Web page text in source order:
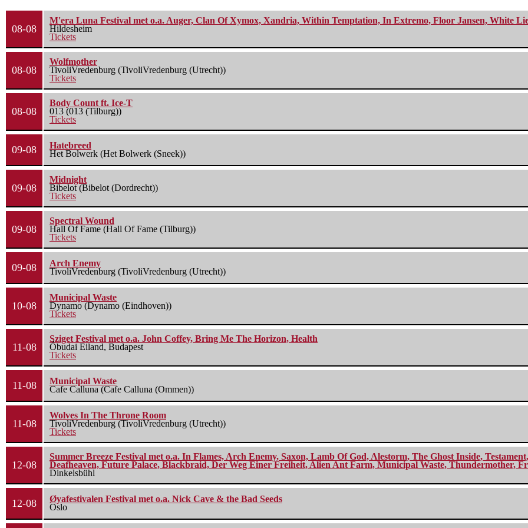
08-08
M'era Luna Festival met o.a. Auger, Clan Of Xymox, Xandria, Within Temptation, In Extremo, Floor Jansen, White
Hildesheim
Tickets
08-08
Wolfmother
TivoliVredenburg (TivoliVredenburg (Utrecht))
Tickets
08-08
Body Count ft. Ice-T
013 (013 (Tilburg))
Tickets
09-08
Hatebreed
Het Bolwerk (Het Bolwerk (Sneek))
09-08
Midnight
Bibelot (Bibelot (Dordrecht))
Tickets
09-08
Spectral Wound
Hall Of Fame (Hall Of Fame (Tilburg))
Tickets
09-08
Arch Enemy
TivoliVredenburg (TivoliVredenburg (Utrecht))
10-08
Municipal Waste
Dynamo (Dynamo (Eindhoven))
Tickets
11-08
Sziget Festival met o.a. John Coffey, Bring Me The Horizon, Health
Óbudai Eiland, Budapest
Tickets
11-08
Municipal Waste
Cafe Calluna (Cafe Calluna (Ommen))
11-08
Wolves In The Throne Room
TivoliVredenburg (TivoliVredenburg (Utrecht))
Tickets
12-08
Summer Breeze Festival met o.a. In Flames, Arch Enemy, Saxon, Lamb Of God, Alestorm, The Ghost Inside,
Deafheaven, Future Palace, Blackbraid, Der Weg Einer Freiheit, Alien Ant Farm, Municipal Waste, Thundermother,
Dinkelsbühl
12-08
Øyafestivalen Festival met o.a. Nick Cave & the Bad Seeds
Oslo